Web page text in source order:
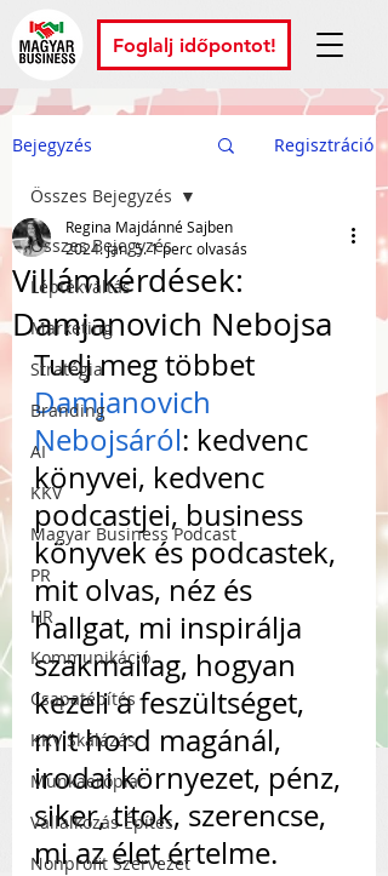
Foglalj időpontot!
Bejegyzés Regisztráció
Összes Bejegyzés
Léptékváltás
Marketing
Stratégia
Branding
AI
KKV
Magyar Business Podcast
PR
HR
Kommunikáció
Csapatépítés
KKV Skálázás
Munkaerőpiac
Vállalkozás Építés
Nonprofit Szervezet
Összes Bejegyzés
Villámkérdések:
Damjanovich Nebojsa
Regina Majdánné Sajben
2024. jan. 5.1 perc olvasás
Tudj meg többet
Damjanovich
Nebojsáról: kedvenc
könyvei, kedvenc
podcastjei, business
könyvek és podcastek,
mit olvas, néz és
hallgat, mi inspirálja
szakmailag, hogyan
kezeli a feszültséget,
mit hord magánál,
irodai környezet, pénz,
siker, titok, szerencse,
mi az élet értelme.